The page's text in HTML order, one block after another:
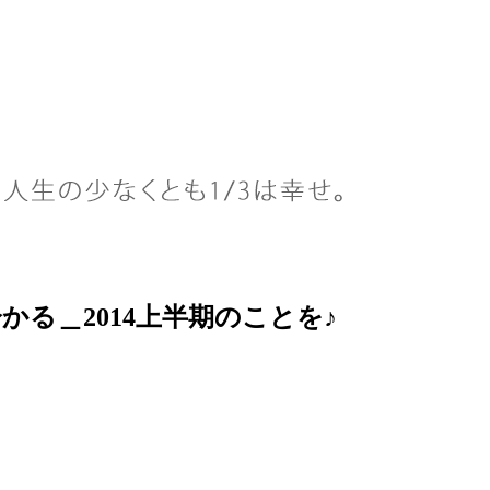
る＿2014上半期のことを♪